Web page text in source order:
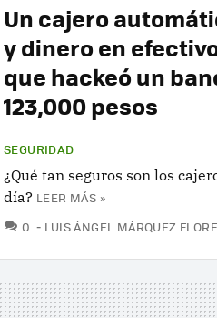
Un cajero
y dinero en
que hackeó un
123,000 pesos
SEGURIDAD
¿Qué tan seguros son los
día? LEER MÁS »
0 COMENTARIOS
LUIS ÁNGEL MÁRQUEZ